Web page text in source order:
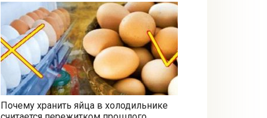
Почему хранить яйца в холодильнике